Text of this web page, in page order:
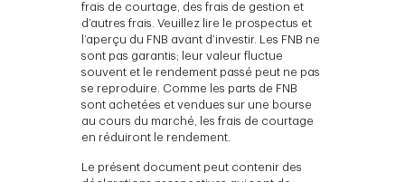
frais de courtage, des frais de gestion et
d’autres frais. Veuillez lire le prospectus et
l’aperçu du FNB avant d’investir. Les FNB ne
sont pas garantis; leur valeur fluctue
souvent et le rendement passé peut ne pas
se reproduire. Comme les parts de FNB
sont achetées et vendues sur une bourse
au cours du marché, les frais de courtage
en réduiront le rendement.
Le présent document peut contenir des